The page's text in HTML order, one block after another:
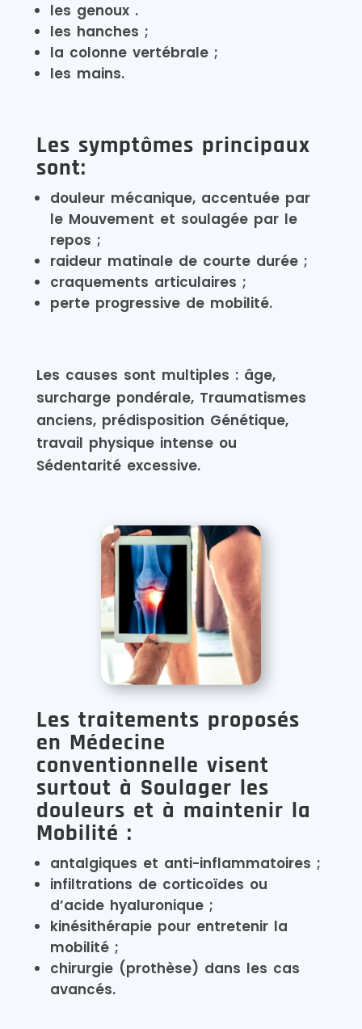
les genoux .
les hanches ;
la colonne vertébrale ;
les mains.
Les symptômes principaux
sont:
douleur mécanique, accentuée par
le Mouvement et soulagée par le
repos ;
raideur matinale de courte durée ;
craquements articulaires ;
perte progressive de mobilité.
Les causes sont multiples : âge,
surcharge pondérale, Traumatismes
anciens, prédisposition Génétique,
travail physique intense ou
Sédentarité excessive.
Les traitements proposés
en Médecine
conventionnelle visent
surtout à Soulager les
douleurs et à maintenir la
Mobilité :
antalgiques et anti-inflammatoires ;
infiltrations de corticoïdes ou
d’acide hyaluronique ;
kinésithérapie pour entretenir la
mobilité ;
chirurgie (prothèse) dans les cas
avancés.